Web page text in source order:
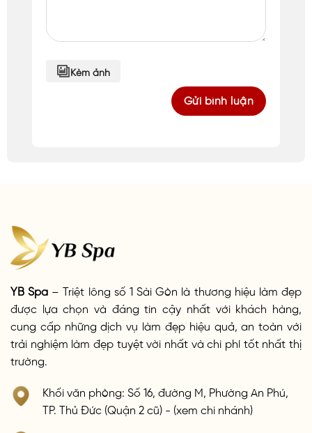
Kèm ảnh
YB Spa – Triệt lông số 1 Sài Gòn là thương hiệu làm đẹp
được lựa chọn và đáng tin cậy nhất với khách hàng,
cung cấp những dịch vụ làm đẹp hiệu quả, an toàn với
trải nghiệm làm đẹp tuyệt vời nhất và chi phí tốt nhất thị
trường.
Khối văn phòng: Số 16, đường M, Phường An Phú,
TP. Thủ Đức (Quận 2 cũ) - (xem chi nhánh)